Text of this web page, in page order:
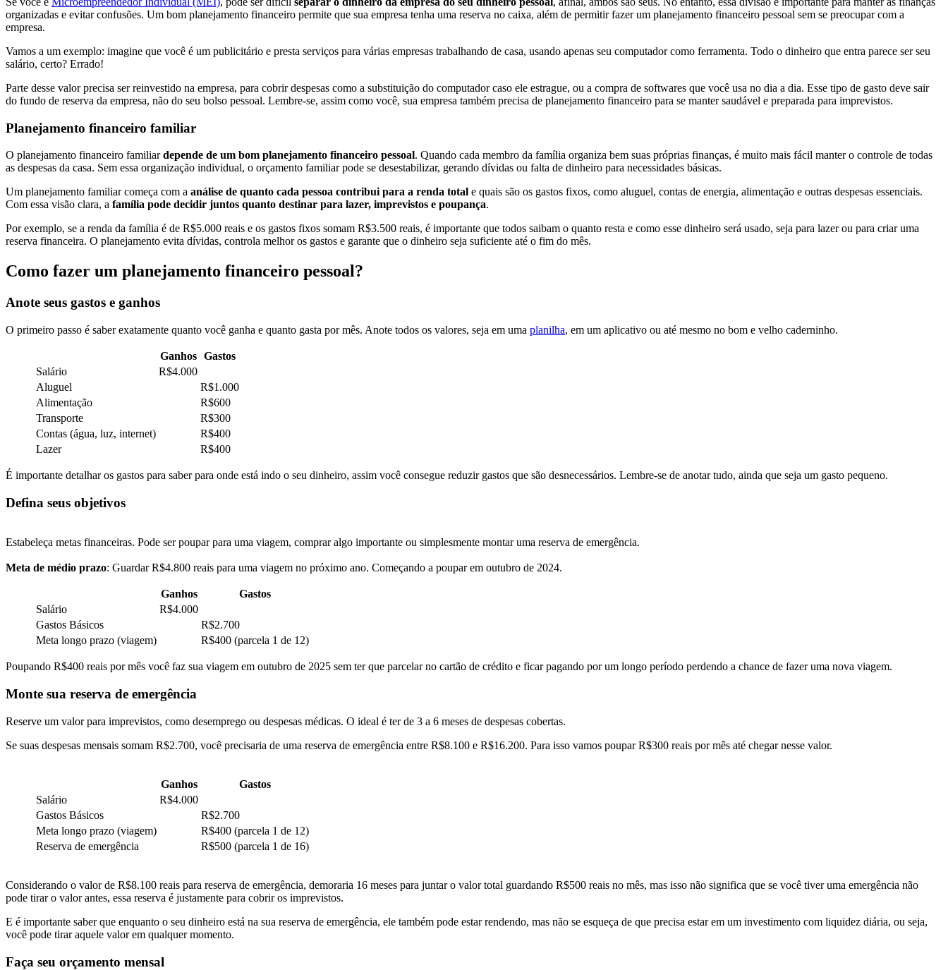
organizadas e evitar confusões. Um bom planejamento financeiro permite que sua empresa tenha uma reserva no caixa, além de permitir fazer um planejamento financeiro pessoal sem se preocupar com a
empresa.
Vamos a um exemplo: imagine que você é um publicitário e presta serviços para várias empresas trabalhando de casa, usando apenas seu computador como ferramenta. Todo o dinheiro que entra parece ser seu
salário, certo? Errado!
Parte desse valor precisa ser reinvestido na empresa, para cobrir despesas como a substituição do computador caso ele estrague, ou a compra de softwares que você usa no dia a dia. Esse tipo de gasto deve sair
do fundo de reserva da empresa, não do seu bolso pessoal. Lembre-se, assim como você, sua empresa também precisa de planejamento financeiro para se manter saudável e preparada para imprevistos.
Planejamento financeiro familiar
O planejamento financeiro familiardepende de um bom planejamento financeiro pessoal. Quando cada membro da família organiza bem suas próprias finanças, é muito mais fácil manter o controle de todas
as despesas da casa. Sem essa organização individual, o orçamento familiar pode se desestabilizar, gerando dívidas ou falta de dinheiro para necessidades básicas.
Um planejamento familiar começa com a análise de quanto cada pessoa contribui para a renda total e quais são os gastos fixos, como aluguel, contas de energia, alimentação e outras despesas essenciais.
Com essa visão clara, a família pode decidir juntos quanto destinar para lazer, imprevistos e poupança.
Por exemplo, se a renda da família é de R$5.000 reais e os gastos fixos somam R$3.500 reais, é importante que todos saibam o quanto resta e como esse dinheiro será usado, seja para lazer ou para criar uma
reserva financeira. O planejamento evita dívidas, controla melhor os gastos e garante que o dinheiro seja suficiente até o fim do mês.
Como fazer um planejamento financeiro pessoal?
Anote seus gastos e ganhos
O primeiro passo é saber exatamente quanto você ganha e quanto gasta por mês. Anote todos os valores, seja em uma planilha, em um aplicativo ou até mesmo no bom e velho caderninho.
Ganhos
Gastos
Salário
R$4.000
Aluguel
R$1.000
Alimentação
R$600
Transporte
R$300
Contas (água, luz, internet)
R$400
Lazer
R$400
É importante detalhar os gastos para saber para onde está indo o seu dinheiro, assim você consegue reduzir gastos que são desnecessários. Lembre-se de anotar tudo, ainda que seja um gasto pequeno.
Defina seus objetivos
Estabeleça metas financeiras. Pode ser poupar para uma viagem, comprar algo importante ou simplesmente montar uma reserva de emergência.
Meta de médio prazo: Guardar R$4.800 reais para uma viagem no próximo ano. Começando a poupar em outubro de 2024.
Ganhos
Gastos
Salário
R$4.000
Gastos Básicos
R$2.700
Meta longo prazo (viagem)
R$400 (parcela 1 de 12)
Poupando R$400 reais por mês você faz sua viagem em outubro de 2025 sem ter que parcelar no cartão de crédito e ficar pagando por um longo período perdendo a chance de fazer uma nova viagem.
Monte sua reserva de emergência
Reserve um valor para imprevistos, como desemprego ou despesas médicas. O ideal é ter de 3 a 6 meses de despesas cobertas.
Se suas despesas mensais somam R$2.700, você precisaria de uma reserva de emergência entre R$8.100 e R$16.200. Para isso vamos poupar R$300 reais por mês até chegar nesse valor.
Ganhos
Gastos
Salário
R$4.000
Gastos Básicos
R$2.700
Meta longo prazo (viagem)
R$400 (parcela 1 de 12)
Reserva de emergência
R$500 (parcela 1 de 16)
Considerando o valor de R$8.100 reais para reserva de emergência, demoraria 16 meses para juntar o valor total guardando R$500 reais no mês, mas isso não significa que se você tiver uma emergência não
pode tirar o valor antes, essa reserva é justamente para cobrir os imprevistos.
E é importante saber que enquanto o seu dinheiro está na sua reserva de emergência, ele também pode estar rendendo, mas não se esqueça de que precisa estar em um investimento com liquidez diária, ou seja,
você pode tirar aquele valor em qualquer momento.
Faça seu orçamento mensal